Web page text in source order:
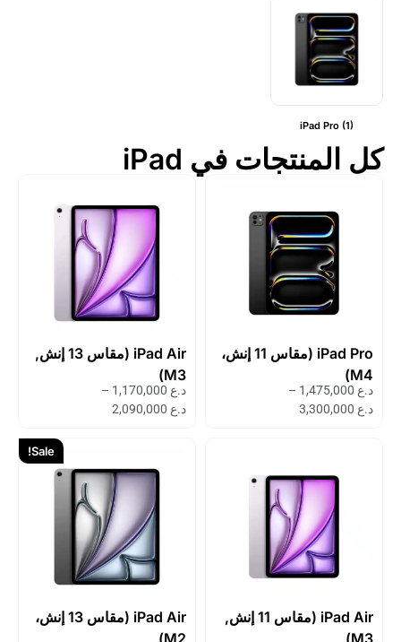
iPad Pro (1)
كل المنتجات في iPad
iPad Pro (مقاس 11 إنش،
M4)
د.ع
–
د.ع
iPad Air (مقاس 13 إنش,
M3)
د.ع
–
د.ع
iPad Air (مقاس 11 إنش,
M3)
iPad Air (مقاس 13 إنش،
M2)
Sale!